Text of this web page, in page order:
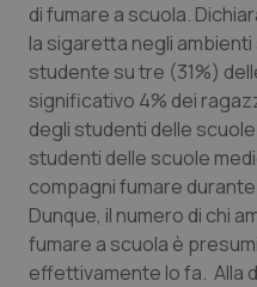
Edizioni Regionali
QS Pro
Professionisti
Abruzzo
Basilicata
QS Pro Gold
Artrite & artrosi
QS Club Newsletter
di fumare a scuola.
la sigaretta negli
studente su tre (31%)
significativo 4% dei
degli studenti delle
studenti delle scuole
compagni fumare
Dunque, il numero di chi
fumare a scuola è
effettivamente lo fa. Alla